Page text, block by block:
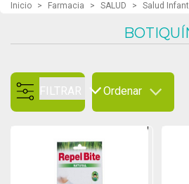
Inicio > Farmacia > SALUD > Salud
FILTRAR Ordenar